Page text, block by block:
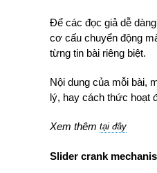
Để các đọc giả dễ
cơ cấu chuyển động
từng tin bài riêng biệt.
Nội dung của mỗi bài,
lý, hay cách thức hoạt
Xem thêm tại đây
Slider crank